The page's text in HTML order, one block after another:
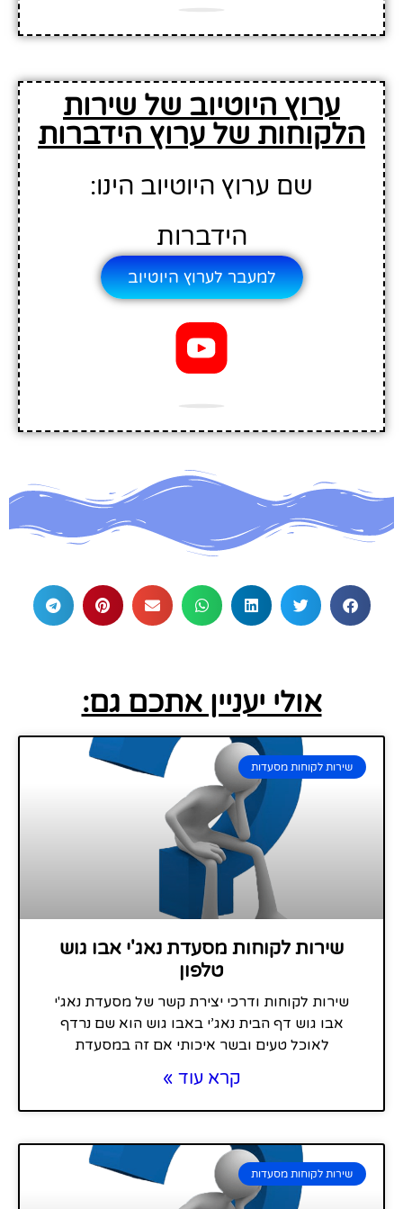
ערוץ היוטיוב של שירות
הלקוחות של ערוץ הידברות
שם ערוץ היוטיוב הינו:
הידברות
למעבר לערוץ היוטיוב
אולי יעניין אתכם גם:
שירות לקוחות מסעדות
שירות לקוחות מסעדת נאג'י אבו גוש
טלפון
שירות לקוחות ודרכי יצירת קשר של מסעדת נאג'י
אבו גוש דף הבית נאג’י באבו גוש הוא שם נרדף
לאוכל טעים ובשר איכותי אם זה במסעדת
קרא עוד »
שירות לקוחות מסעדות